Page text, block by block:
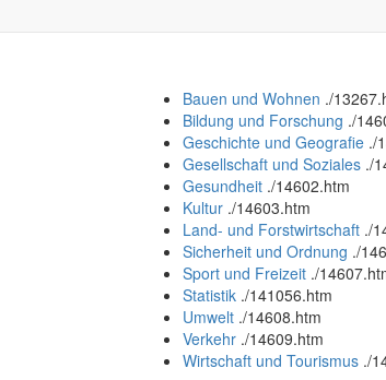
Bauen und Wohnen ./
Bildung und Forschung ./
Geschichte und Geografie ./
Gesellschaft und Soziales ./
Gesundheit ./14602.htm
Kultur ./14603.htm
Land- und Forstwirtschaft ./
Sicherheit und Ordnung ./
Sport und Freizeit ./
Statistik ./141056.htm
Umwelt ./14608.htm
Verkehr ./14609.htm
Wirtschaft und Tourismus ./